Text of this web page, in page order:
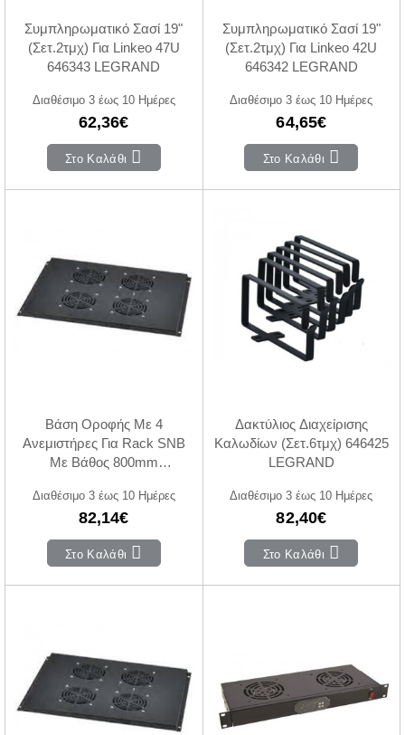
Συμπληρωματικό Σασί 19"
(Σετ.2τμχ) Για Linkeo 47U
646343 LEGRAND
Διαθέσιμο 3 έως 10 Ημέρες
62,36€
Στο Καλάθι
Συμπληρωματικό Σασί 19"
(Σετ.2τμχ) Για Linkeo 42U
646342 LEGRAND
Διαθέσιμο 3 έως 10 Ημέρες
64,65€
Στο Καλάθι
Βάση Οροφής Με 4
Ανεμιστήρες Για Rack SNB
Με Βάθος 800mm
Διαθέσιμο 3 έως 10 Ημέρες
82,14€
Στο Καλάθι
Δακτύλιος Διαχείρισης
Καλωδίων (Σετ.6τμχ) 646425
LEGRAND
Διαθέσιμο 3 έως 10 Ημέρες
82,40€
Στο Καλάθι